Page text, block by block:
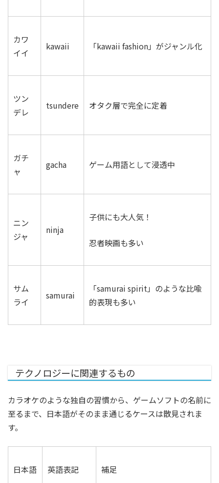
カワ
イイ
kawaii 「kawaii fashion」がジャンル化
ツン
デレ
tsundere オタク層で完全に定着
ガチ
ャ
gacha ゲーム用語として浸透中
ニン
ジャ
ninja
子供にも大人気！
忍者映画も多い
サム
ライ
samurai
「samurai spirit」のような比喩
的表現も多い
テクノロジーに関連するもの
カラオケのような独自の習慣から、ゲームソフトの名前に
至るまで、日本語がそのまま通じるケースは散見されま
す。
日本語 英語表記 補足